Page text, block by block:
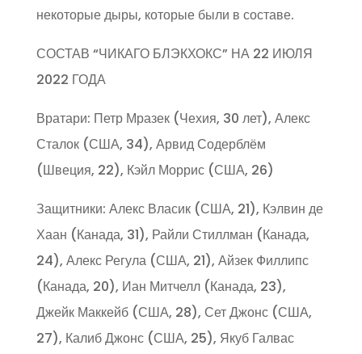
некоторые дыры, которые были в составе.
СОСТАВ “ЧИКАГО БЛЭКХОКС” НА 22 ИЮЛЯ
2022 ГОДА
Вратари: Петр Мразек (Чехия, 30 лет), Алекс
Сталок (США, 34), Арвид Содерблём
(Швеция, 22), Кэйл Моррис (США, 26)
Защитники: Алекс Власик (США, 21), Кэлвин де
Хаан (Канада, 31), Райли Стиллман (Канада,
24), Алекс Регула (США, 21), Айзек Филлипс
(Канада, 20), Иан Митчелл (Канада, 23),
Джейк Маккейб (США, 28), Сет Джонс (США,
27), Калиб Джонс (США, 25), Якуб Галвас